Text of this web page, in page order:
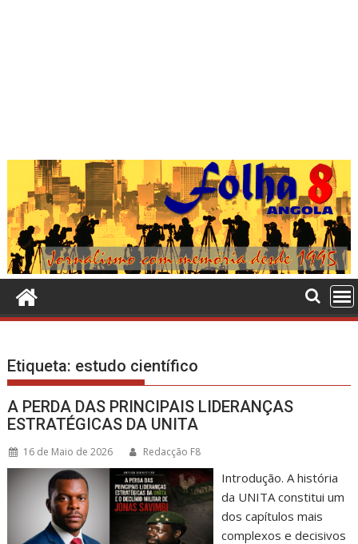
Etiqueta: estudo científico
A PERDA DAS PRINCIPAIS LIDERANÇAS
ESTRATÉGICAS DA UNITA
16 de Maio de 2026 Redacção F8
Introdução. A história
da UNITA constitui um
dos capítulos mais
complexos e decisivos